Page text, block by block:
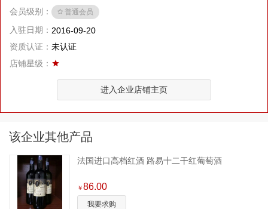
会员级别： 普通会员
入驻日期： 2016-09-20
资质认证： 未认证
店铺星级：
进入企业店铺主页
该企业其他产品
法国进口高档红酒 路易十二干红葡萄酒
￥86.00
我要求购